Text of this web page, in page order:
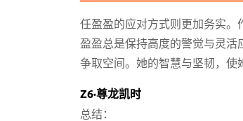
任盈盈的应对方式则更加务实
盈盈总是保持高度的警觉与灵
争取空间。她的智慧与坚韧，使
Z6·尊龙凯时
总结：